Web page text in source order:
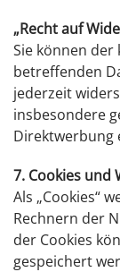
„Recht auf
Sie können
betreffenden
jederzeit
insbesondere
Direktwerbung
7. Cookies
Als „Cookies“
Rechnern der
der Cookies
gespeichert